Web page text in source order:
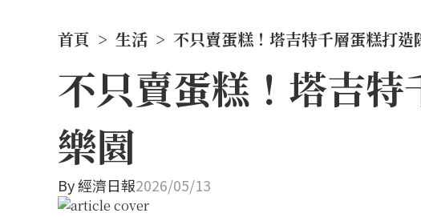
首頁 > 生活 > 不只賣蛋糕！塔吉特千層蛋糕打
不只賣蛋糕！塔吉
樂園
By經濟日報2026/05/13